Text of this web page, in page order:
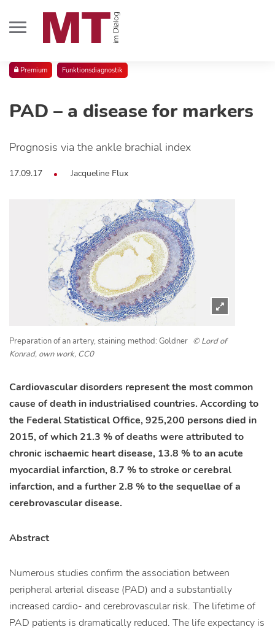
Premium Funktionsdiagnostik
PAD – a disease for markers
Prognosis via the ankle brachial index
17.09.17 Jacqueline Flux
Preparation of an artery, staining method: Goldner © Lord of
Konrad, own work, CC0
Cardiovascular disorders represent the most common
cause of death in industrialised countries. According to
the Federal Statistical Office, 925,200 persons died in
2015, of which 21.3 % of deaths were attributed to
chronic ischaemic heart disease, 13.8 % to an acute
myocardial infarction, 8.7 % to stroke or cerebral
infarction, and a further 2.8 % to the sequellae of a
cerebrovascular disease.
Abstract
Numerous studies confirm the association between
peripheral arterial disease (PAD) and a substantially
increased cardio- and cerebrovascular risk. The lifetime of
PAD patients is dramatically reduced. The life expectancy is